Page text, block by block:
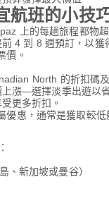
航班的小技
上的每趟旅程都物超
4 到 8 週預訂，以獲
價。
North 的折扣碼
漲—選擇淡季出遊以
更多折扣。
惠，通常是獲取較低
、新加坡或曼谷）